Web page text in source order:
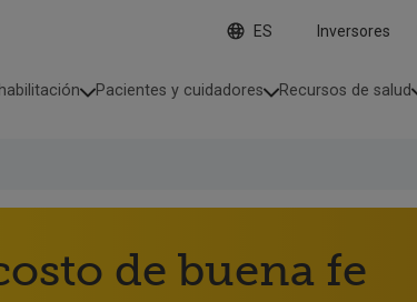
Lista
de
contraída
d
o
e
Inversores
Pacientes y cuidadores Recursos de salud
de buena fe